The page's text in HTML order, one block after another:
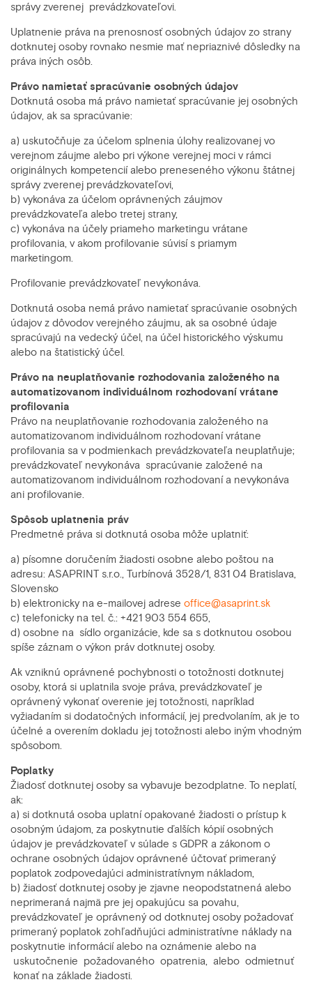
správy zverenej prevádzkovateľovi.
Uplatnenie práva na prenosnosť osobných údajov zo strany
dotknutej osoby rovnako nesmie mať nepriaznivé dôsledky na
práva iných osôb.
Právo namietať spracúvanie osobných údajov
Dotknutá osoba má právo namietať spracúvanie jej osobných
údajov, ak sa spracúvanie:
a) uskutočňuje za účelom splnenia úlohy realizovanej vo
verejnom záujme alebo pri výkone verejnej moci v rámci
originálnych kompetencií alebo preneseného výkonu štátnej
správy zverenej prevádzkovateľovi,
b) vykonáva za účelom oprávnených záujmov
prevádzkovateľa alebo tretej strany,
c) vykonáva na účely priameho marketingu vrátane
profilovania, v akom profilovanie súvisí s priamym
marketingom.
Profilovanie prevádzkovateľ nevykonáva.
Dotknutá osoba nemá právo namietať spracúvanie osobných
údajov z dôvodov verejného záujmu, ak sa osobné údaje
spracúvajú na vedecký účel, na účel historického výskumu
alebo na štatistický účel.
Právo na neuplatňovanie rozhodovania založeného na
automatizovanom individuálnom rozhodovaní vrátane
profilovania
Právo na neuplatňovanie rozhodovania založeného na
automatizovanom individuálnom rozhodovaní vrátane
profilovania sa v podmienkach prevádzkovateľa neuplatňuje;
prevádzkovateľ nevykonáva spracúvanie založené na
automatizovanom individuálnom rozhodovaní a nevykonáva
ani profilovanie.
Spôsob uplatnenia práv
Predmetné práva si dotknutá osoba môže uplatniť:
a) písomne doručením žiadosti osobne alebo poštou na
adresu: ASAPRINT s.r.o., Turbínová 3528/1, 831 04 Bratislava,
Slovensko
b) elektronicky na e-mailovej adrese office@asaprint.sk
c) telefonicky na tel. č.: +421 903 554 655,
d) osobne na sídlo organizácie, kde sa s dotknutou osobou
spíše záznam o výkon práv dotknutej osoby.
Ak vzniknú oprávnené pochybnosti o totožnosti dotknutej
osoby, ktorá si uplatnila svoje práva, prevádzkovateľ je
oprávnený vykonať overenie jej totožnosti, napríklad
vyžiadaním si dodatočných informácií, jej predvolaním, ak je to
účelné a overením dokladu jej totožnosti alebo iným vhodným
spôsobom.
Poplatky
Žiadosť dotknutej osoby sa vybavuje bezodplatne. To neplatí,
ak:
a) si dotknutá osoba uplatní opakované žiadosti o prístup k
osobným údajom, za poskytnutie ďalších kópií osobných
údajov je prevádzkovateľ v súlade s GDPR a zákonom o
ochrane osobných údajov oprávnené účtovať primeraný
poplatok zodpovedajúci administratívnym nákladom,
b) žiadosť dotknutej osoby je zjavne neopodstatnená alebo
neprimeraná najmä pre jej opakujúcu sa povahu,
prevádzkovateľ je oprávnený od dotknutej osoby požadovať
primeraný poplatok zohľadňujúci administratívne náklady na
poskytnutie informácií alebo na oznámenie alebo na
uskutočnenie požadovaného opatrenia, alebo odmietnuť
konať na základe žiadosti.